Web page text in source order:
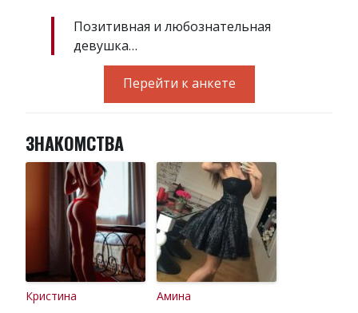
Позитивная и любознательная
девушка…
Перейти к анкете
ЗНАКОМСТВА
Кристина Амина